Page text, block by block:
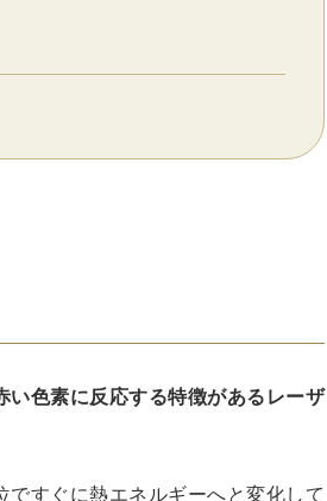
い色素に反応する特徴があるレーザ
すぐに熱エネルギーへと変化して